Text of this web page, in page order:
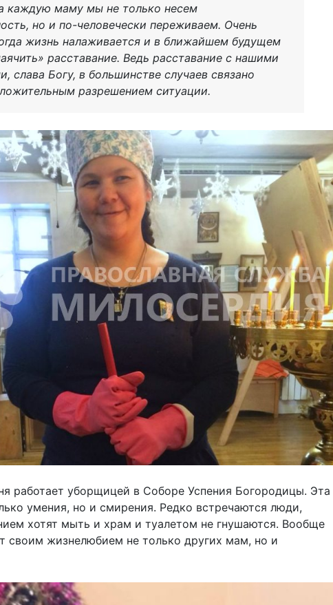
каждую маму мы не только несем
но и по-человечески переживаем. Очень
жизнь налаживается и в ближайшем будущем
расставание. Ведь расставание с нашими
слава Богу, в большинстве случаев связано
разрешением ситуации.
работает уборщицей в Соборе Успения Богородицы. Эта
умения, но и смирения. Редко встречаются люди,
хотят мыть и храм и туалетом не гнушаются. Вообще
своим жизнелюбием не только других мам, но и